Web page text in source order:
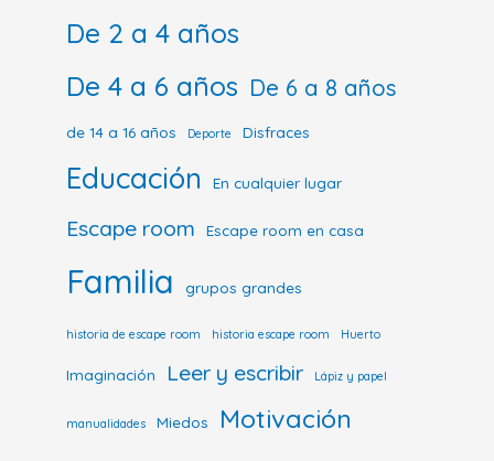
De 2 a 4 años
De 4 a 6 años De 6 a 8 años
de 14 a 16 años Deporte Disfraces
Educación En cualquier lugar
Escape room Escape room en casa
Familia grupos grandes
historia de escape room historia escape room Huerto
Imaginación Leer y escribir Lápiz y papel
manualidades Miedos Motivación